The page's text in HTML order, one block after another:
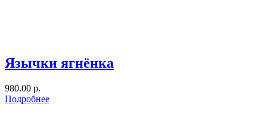
Язычки ягнёнка
980.00 р.
Подробнее